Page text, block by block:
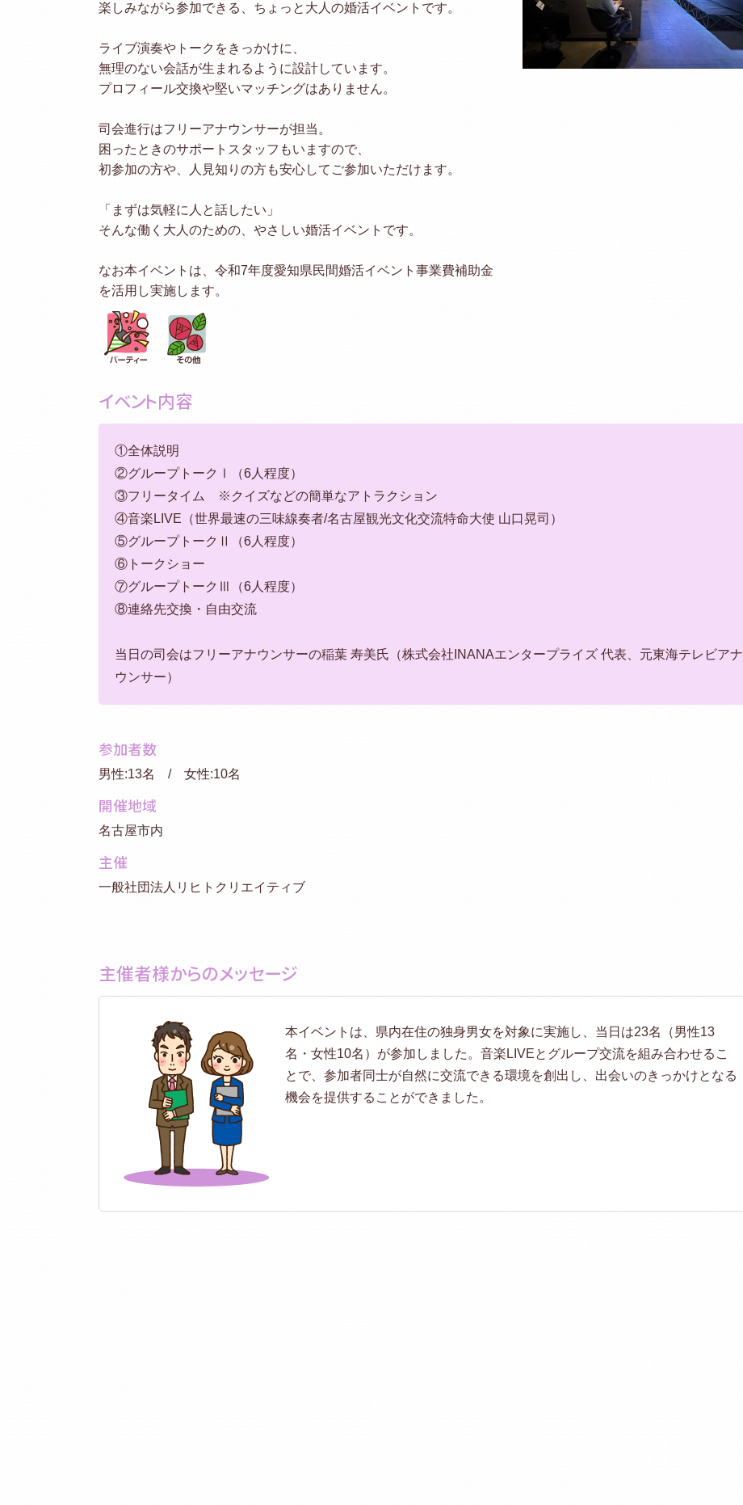
楽しみながら参加できる、ちょっと大人の婚活イベントです。
ライブ演奏やトークをきっかけに、
無理のない会話が生まれるように設計しています。
プロフィール交換や堅いマッチングはありません。
司会進行はフリーアナウンサーが担当。
困ったときのサポートスタッフもいますので、
初参加の方や、人見知りの方も安心してご参加いただけます。
「まずは気軽に人と話したい」
そんな働く大人のための、やさしい婚活イベントです。
なお本イベントは、令和7年度愛知県民間婚活イベント事業費補助金
を活用し実施します。
イベント内容
①全体説明
②グループトークⅠ（6人程度）
③フリータイム ※クイズなどの簡単なアトラクション
④音楽LIVE（世界最速の三味線奏者/名古屋観光文化交流特命大使 山口晃司）
⑤グループトークⅡ（6人程度）
⑥トークショー
⑦グループトークⅢ（6人程度）
⑧連絡先交換・自由交流
当日の司会はフリーアナウンサーの稲葉 寿美氏（株式会社INANAエンタープライズ 代表、元東海テレビアナ
ウンサー）
参加者数
男性:13名 / 女性:10名
開催地域
名古屋市内
主催
一般社団法人リヒトクリエイティブ
主催者様からのメッセージ
本イベントは、県内在住の独身男女を対象に実施し、当日は23名（男性13
名・女性10名）が参加しました。音楽LIVEとグループ交流を組み合わせるこ
とで、参加者同士が自然に交流できる環境を創出し、出会いのきっかけとなる
機会を提供することができました。